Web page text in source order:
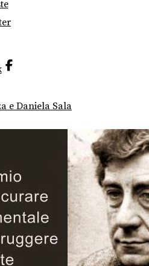
e Daniela Sala